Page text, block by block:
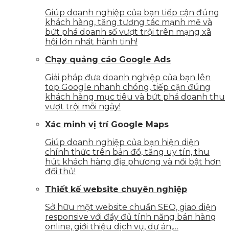
Giúp doanh nghiệp của bạn tiếp cận đúng
khách hàng, tăng tương tác mạnh mẽ và
bứt phá doanh số vượt trội trên mạng xã
hội lớn nhất hành tinh!
Chạy quảng cáo Google Ads
Giải pháp đưa doanh nghiệp của bạn lên
top Google nhanh chóng, tiếp cận đúng
khách hàng mục tiêu và bứt phá doanh thu
vượt trội mỗi ngày!
Xác minh vị trí Google Maps
Giúp doanh nghiệp của bạn hiện diện
chính thức trên bản đồ, tăng uy tín, thu
hút khách hàng địa phương và nổi bật hơn
đối thủ!
Thiết kế website chuyên nghiệp
Sở hữu một website chuẩn SEO, giao diện
responsive với đầy đủ tính năng bán hàng
online, giới thiệu dịch vụ, dự án,…